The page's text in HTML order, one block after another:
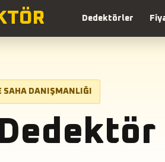
Dedektörler
SAHA DANIŞMANLIĞI